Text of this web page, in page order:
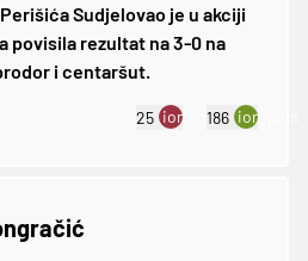
Sudjelovao je u akciji
povisila rezultat na 3-0 na
i centaršut.
25 ion:minus
186 ion:plus